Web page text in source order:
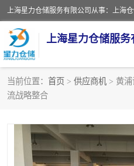
上海星力仓储服务
当前位置： 首页 > 供应商机 > 黄
流战略整合
上海仓库对外出租
上海仓储配送
上海仓库代运营